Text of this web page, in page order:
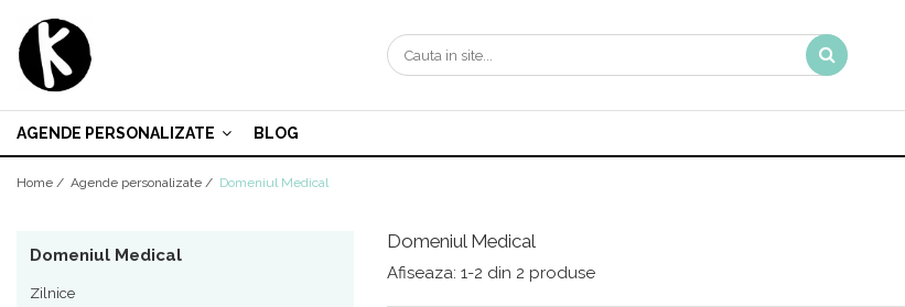
Agende personalizate
Saptamanale
Nedatate
Domeniul Medical
Scoala de soferi | Instructor Auto
AGENDE PERSONALIZATE BLOG
Home / Agende personalizate / Domeniul Medical
Domeniul Medical
Domeniul Medical
Zilnice
Afiseaza: 1-2 din 2 produse